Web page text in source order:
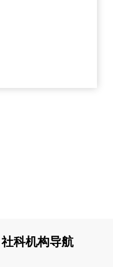
社科机构导航